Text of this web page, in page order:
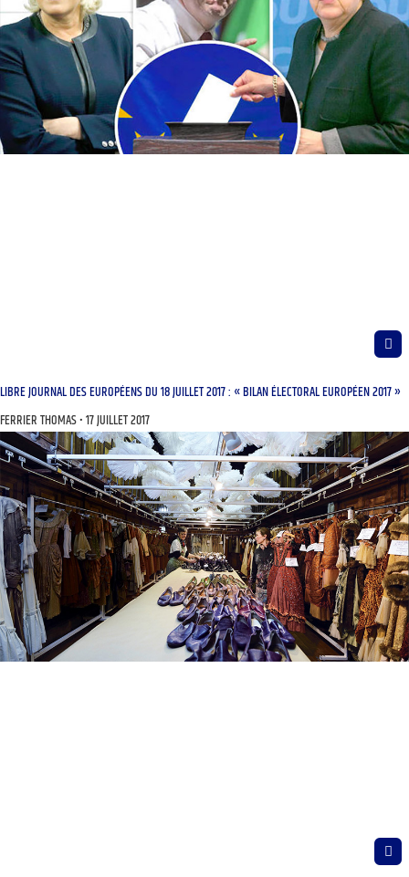
LIBRE JOURNAL DES EUROPÉENS DU 18 JUILLET 2017 : « BILAN ÉLECTORAL EUROPÉEN 2017 »
FERRIER THOMAS 17 JUILLET 2017